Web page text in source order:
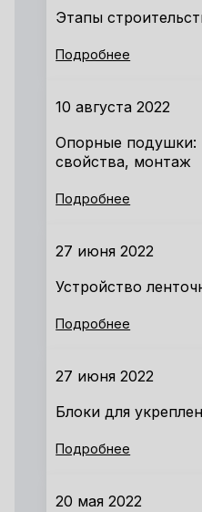
Этапы
Подробнее
10 августа 2022
Опорные подушки:
свойства, монтаж
Подробнее
27 июня 2022
Устройство
Подробнее
27 июня 2022
Блоки для
Подробнее
20 мая 2022